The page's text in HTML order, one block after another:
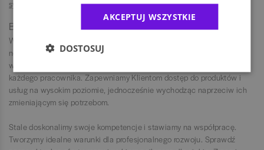
sygnalistów
Bank Millennium S.A.
W Banku Millennium patrzyMy w przyszłość, nieustannie poszukując
nowych rozwiązań. Jakość jest obok innowacyjności podstawową
wartością naszej kultury organizacyjnej i przejawia się w działaniach
każdego pracownika. Zapewniamy Klientom dostęp do produktów i
usług na wysokim poziomie, jednocześnie wychodząc naprzeciw ich
zmieniającym się potrzebom.
Stale doskonalimy swoje kompetencje i stawiamy na współpracę.
Tworzymy idealne warunki dla profesjonalnego rozwoju. Sprawdź
AKCEPTUJ WSZYSTKIE
DOSTOSUJ